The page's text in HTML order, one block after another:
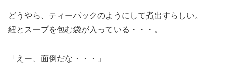
どうやら、ティーパックのようにして煮出すらしい。
紐とスープを包む袋が入っている・・・。
「えー、面倒だな・・・」